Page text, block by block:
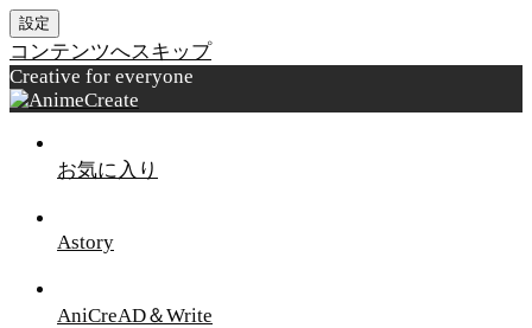
設定
コンテンツへスキップ
Creative for everyone
お気に入り
Astory
AniCreAD＆Write